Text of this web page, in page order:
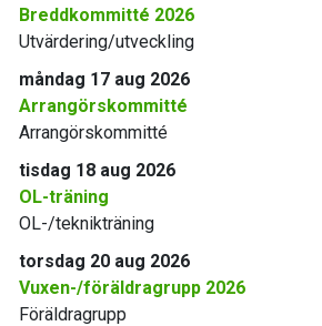
Breddkommitté 2026
Utvärdering/utveckling
måndag 17 aug 2026
Arrangörskommitté
Arrangörskommitté
tisdag 18 aug 2026
OL-träning
OL-/teknikträning
torsdag 20 aug 2026
Vuxen-/föräldragrupp 2026
Föräldragrupp